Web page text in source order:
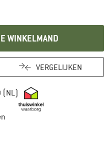
WINKELMAND
VERGELIJKEN
(NL) Vind hier de
betalingsinformatie hier!